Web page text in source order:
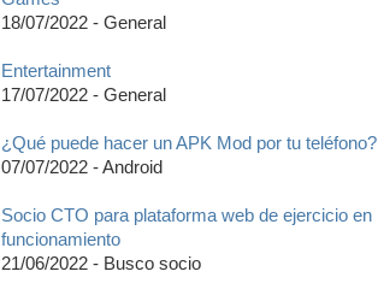
18/07/2022 - General
Entertainment
17/07/2022 - General
¿Qué puede hacer un APK Mod por tu teléfono?
07/07/2022 - Android
Socio CTO para plataforma web de ejercicio en
funcionamiento
21/06/2022 - Busco socio